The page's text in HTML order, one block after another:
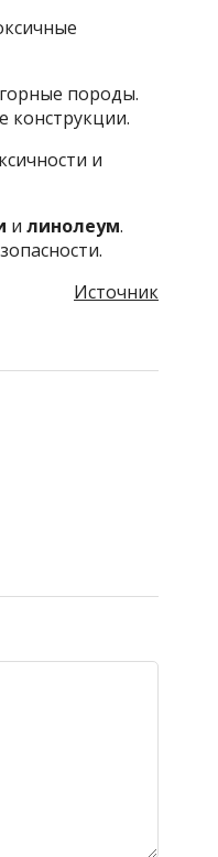
породы.
конструкции.
и
и линолеум.
Источник